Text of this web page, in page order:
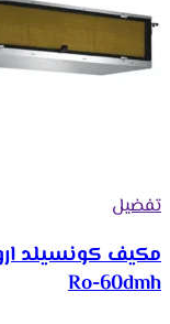
تفضيل
Ro-60dmh